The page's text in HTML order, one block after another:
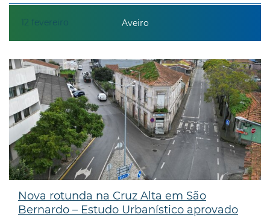
12 fevereiro Aveiro
Nova rotunda na Cruz Alta em São
Bernardo – Estudo Urbanístico aprovado